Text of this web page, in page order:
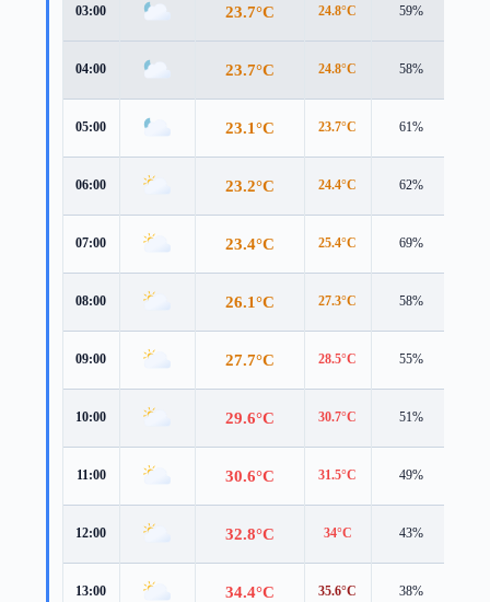
03:00 23.7°C 24.8°C 59%
04:00 23.7°C 24.8°C 58%
05:00 23.1°C 23.7°C 61%
06:00 23.2°C 24.4°C 62%
07:00 23.4°C 25.4°C 69%
08:00 26.1°C 27.3°C 58%
09:00 27.7°C 28.5°C 55%
10:00 29.6°C 30.7°C 51%
11:00 30.6°C 31.5°C 49%
12:00 32.8°C 34°C 43%
13:00 34.4°C 35.6°C 38%